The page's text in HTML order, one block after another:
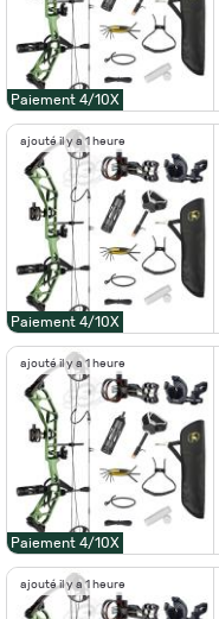
Paiement 4/10X
ajouté il y a 1 heure
Paiement 4/10X
ajouté il y a 1 heure
Paiement 4/10X
ajouté il y a 1 heure